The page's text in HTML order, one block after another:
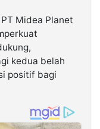
Midea Planet
kedua belah
positif bagi